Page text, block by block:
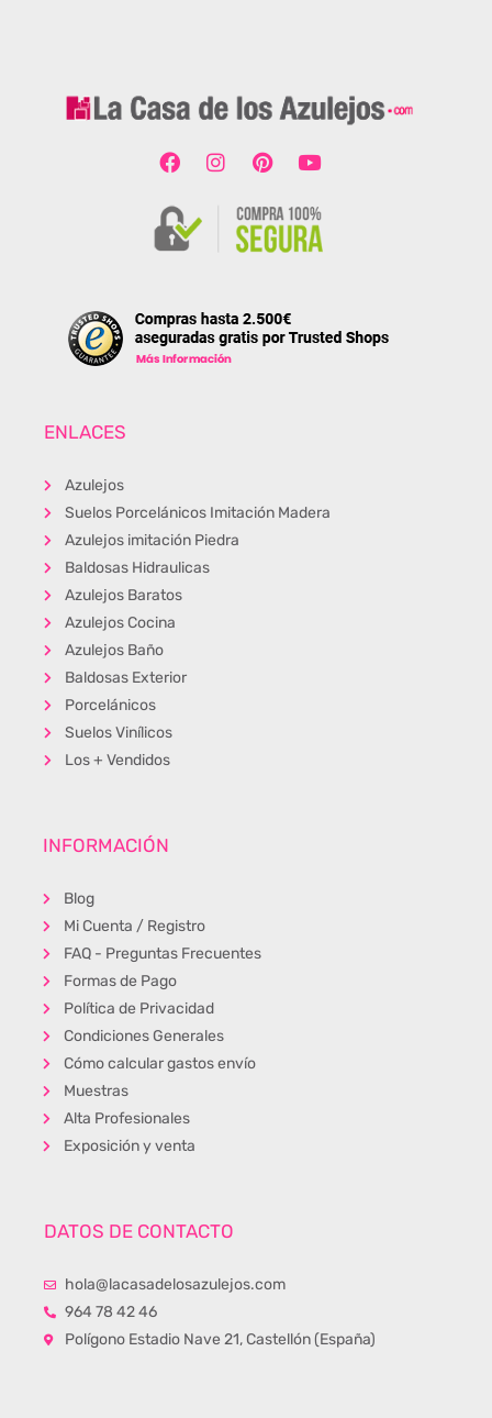
ENLACES
Azulejos
Suelos Porcelánicos Imitación Madera
Azulejos imitación Piedra
Baldosas Hidraulicas
Azulejos Baratos
Azulejos Cocina
Azulejos Baño
Baldosas Exterior
Porcelánicos
Suelos Vinílicos
Los + Vendidos
INFORMACIÓN
Blog
Mi Cuenta / Registro
FAQ - Preguntas Frecuentes
Formas de Pago
Política de Privacidad
Condiciones Generales
Cómo calcular gastos envío
Muestras
Alta Profesionales
Exposición y venta
DATOS DE CONTACTO
hola@lacasadelosazulejos.com
964 78 42 46
Polígono Estadio Nave 21, Castellón (España)